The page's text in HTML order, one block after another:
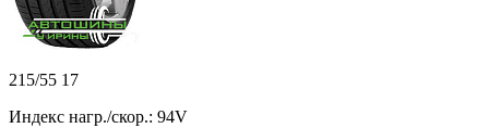
215/55 17
Индекс нагр./скор.: 94V